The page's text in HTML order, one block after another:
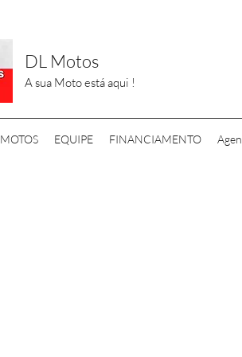
DL Motos
A sua Moto está aqui !
MOTOS EQUIPE FINANCIAMENTO